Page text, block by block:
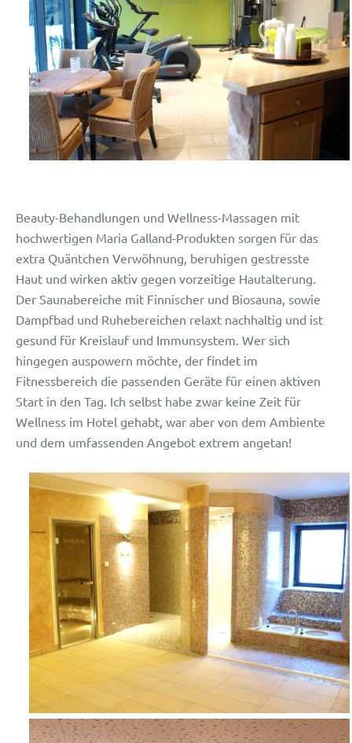
Beauty-Behandlungen und Wellness-Massagen mit
hochwertigen Maria Galland-Produkten sorgen für das
extra Quäntchen Verwöhnung, beruhigen gestresste
Haut und wirken aktiv gegen vorzeitige Hautalterung.
Der Saunabereiche mit Finnischer und Biosauna, sowie
Dampfbad und Ruhebereichen relaxt nachhaltig und ist
gesund für Kreislauf und Immunsystem. Wer sich
hingegen auspowern möchte, der findet im
Fitnessbereich die passenden Geräte für einen aktiven
Start in den Tag. Ich selbst habe zwar keine Zeit für
Wellness im Hotel gehabt, war aber von dem Ambiente
und dem umfassenden Angebot extrem angetan!